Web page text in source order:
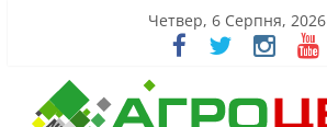
Четвер, 6 Серпня, 2026